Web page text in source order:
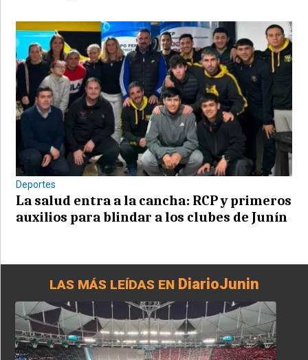
Deportes
La salud entra a la cancha: RCP y primeros
auxilios para blindar a los clubes de Junín
LAS MÁS LEÍDAS ENDiarioJunin